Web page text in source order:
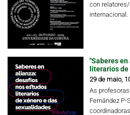
con
internacional.
"Saberes
literarios
29 de maio,
As
Fernández